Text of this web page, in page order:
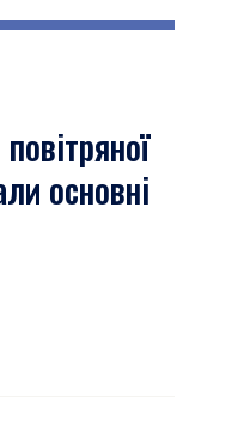
основні